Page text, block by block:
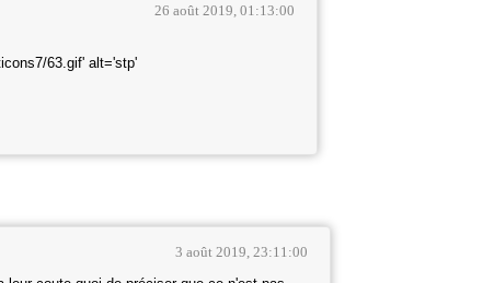
26 août 2019, 01:13:00
3 août 2019, 23:11:00